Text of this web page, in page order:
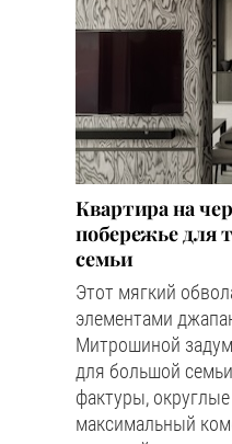
Квартира на
побережье для
семьи
Этот мягкий
элементами
Митрошиной
для большой
фактуры,
максимальный